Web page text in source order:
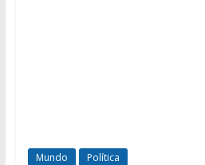
Mundo Política